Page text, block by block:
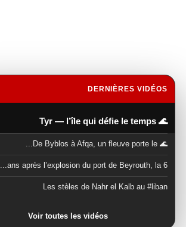
DERNIÈRES VIDÉOS
🌊 Tyr — l’île qui défie le temps
🌊 De Byblos à Afqa, un fleuve porte le...
6 ans après l’explosion du port de Beyrouth, la...
Les stèles de Nahr el Kalb au #liban
Voir toutes les vidéos